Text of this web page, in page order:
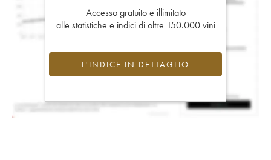
Accesso gratuito e illimitato
alle statistiche e indici di oltre 150.000 vini
L'INDICE IN DETTAGLIO